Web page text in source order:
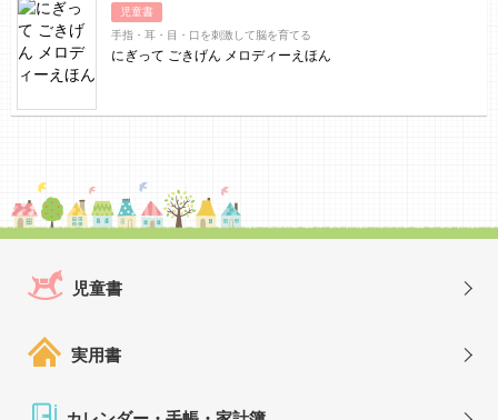
児童書
手指・耳・目・口を刺激して脳を育てる
にぎって ごきげん メロディーえほん
児童書
実用書